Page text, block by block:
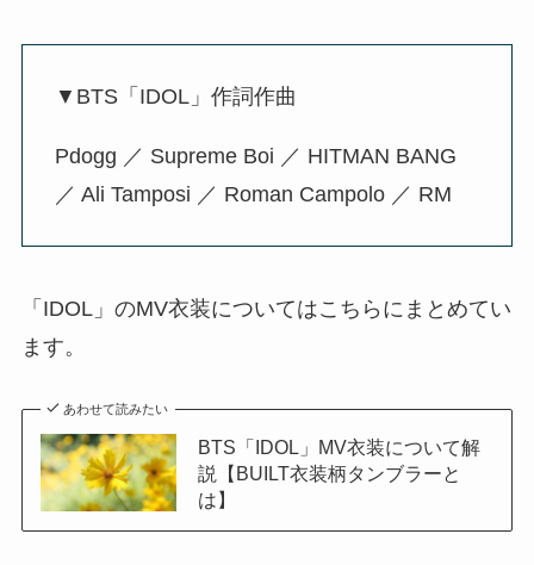
▼BTS「IDOL」作詞作曲
Pdogg ／ Supreme Boi ／ HITMAN BANG
／ Ali Tamposi ／ Roman Campolo ／ RM
「IDOL」のMV衣装についてはこちらにまとめてい
ます。
あわせて読みたい
BTS「IDOL」MV衣装について解
説【BUILT衣装柄タンブラーと
は】